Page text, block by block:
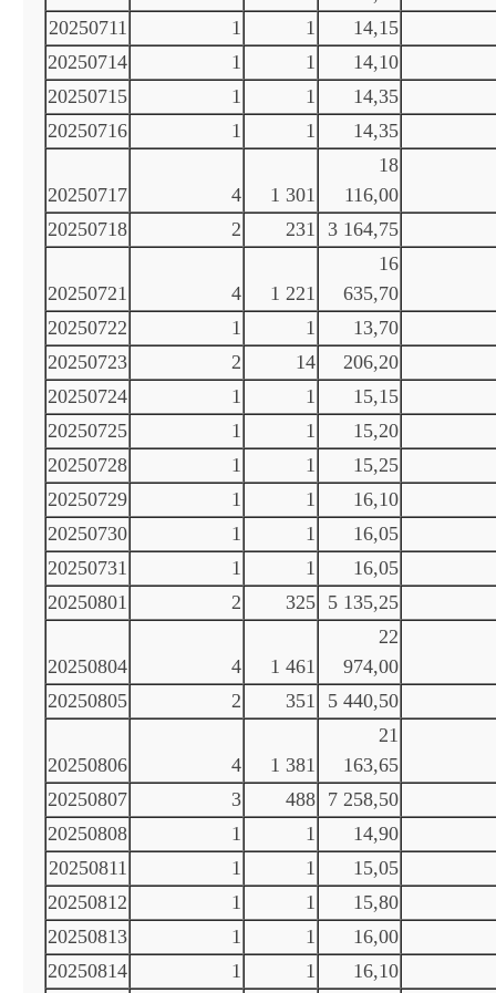
20250711
1 1
14,15
20250714
1 1
14,10
20250715
1 1
14,35
20250716
1 1 14,35
20250717 4 1 301
18
116,00
20250718
2 231 3 164,75
20250721 4 1 221
16
635,70
20250722
1 1
13,70
20250723
2 14
206,20
20250724
1 1
15,15
20250725
1 1
15,20
20250728
1 1
15,25
20250729
1 1
16,10
20250730
1 1
16,05
20250731
1 1
16,05
20250801
2 325 5 135,25
20250804 4 1 461
22
974,00
20250805
2 351 5 440,50
20250806 4 1 381
21
163,65
20250807
3 488 7 258,50
20250808
1 1
14,90
20250811
1 1
15,05
20250812
1 1
15,80
20250813
1 1
16,00
20250814
1 1
16,10